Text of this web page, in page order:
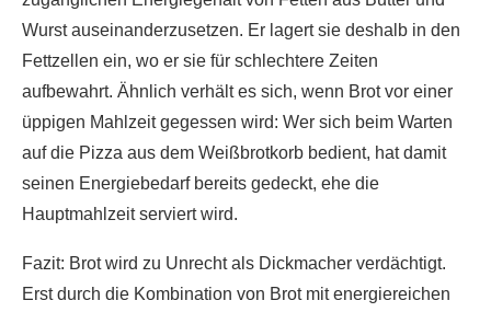
Wurst auseinanderzusetzen. Er lagert sie deshalb in den
Fettzellen ein, wo er sie für schlechtere Zeiten
aufbewahrt. Ähnlich verhält es sich, wenn Brot vor einer
üppigen Mahlzeit gegessen wird: Wer sich beim Warten
auf die Pizza aus dem Weißbrotkorb bedient, hat damit
seinen Energiebedarf bereits gedeckt, ehe die
Hauptmahlzeit serviert wird.
Fazit: Brot wird zu Unrecht als Dickmacher verdächtigt.
Erst durch die Kombination von Brot mit energiereichen